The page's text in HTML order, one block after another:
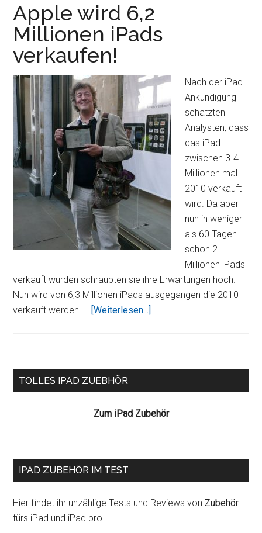
Apple wird 6,2
Millionen iPads
verkaufen!
Nach der iPad
Ankündigung
schätzten
Analysten, dass
das iPad
zwischen 3-4
Millionen mal
2010 verkauft
wird. Da aber
nun in weniger
als 60 Tagen
schon 2
Millionen iPads
verkauft wurden schraubten sie ihre Erwartungen hoch.
Nun wird von 6,3 Millionen iPads ausgegangen die 2010
verkauft werden! … [Weiterlesen...]
iPads
Seitenspalte
TOLLES IPAD ZUEBHÖR
Zum iPad Zubehör
IPAD ZUBEHÖR IM TEST
Hier findet ihr unzählige Tests und Reviews von Zubehör
fürs iPad und iPad pro